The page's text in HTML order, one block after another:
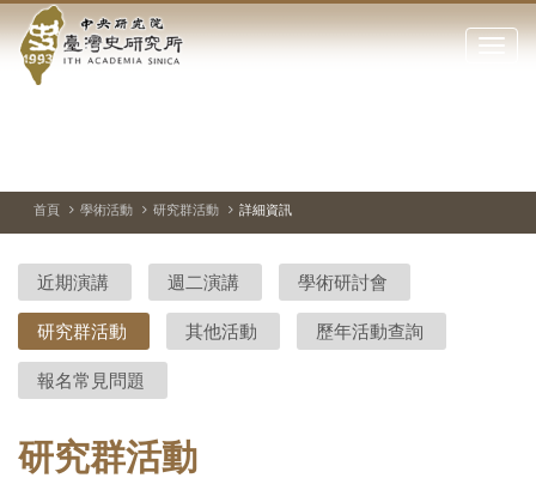
到中
央
院-
臺
灣
史
研
究
點
閉
站
停、
圖
圖
結
首頁 學術活動 研究群活動 詳細資訊
近期演講 週二演講 學術研討會
研究群活動 其他活動 歷年活動查詢
報名常見問題
研究群活動